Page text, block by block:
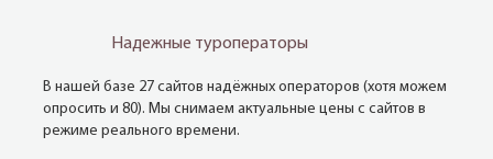
Надежные туроператоры
В нашей базе 27 сайтов надёжных операторов (хотя можем
опросить и 80). Мы снимаем актуальные цены с сайтов в
режиме реального времени.